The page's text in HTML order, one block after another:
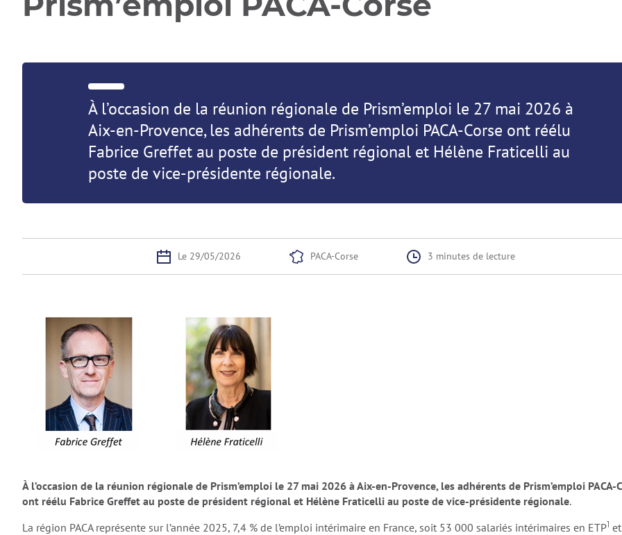
À l’occasion de la réunion régionale de Prism’emploi le 27 mai 2026 à
Aix-en-Provence, les adhérents de Prism’emploi PACA-Corse ont réélu
Fabrice Greffet au poste de président régional et Hélène Fraticelli au
poste de vice-présidente régionale.
Le 29/05/2026 PACA-Corse 3 minutes de lecture
À l’occasion de la réunion régionale de Prism’emploi le 27 mai 2026 à Aix-en-Provence, les adhérents de Prism’emploi PACA-
ont réélu Fabrice Greffet au poste de président régional et Hélène Fraticelli au poste de vice-présidente régionale.
La région PACA représente sur l’année 2025, 7,4 % de l’emploi intérimaire en France, soit 53 000 salariés intérimaires en ETP1